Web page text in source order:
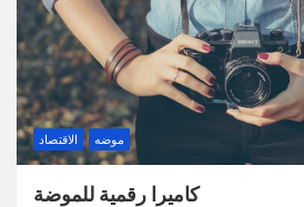
الاقتصاد موضه
كاميرا رقمية للموضة